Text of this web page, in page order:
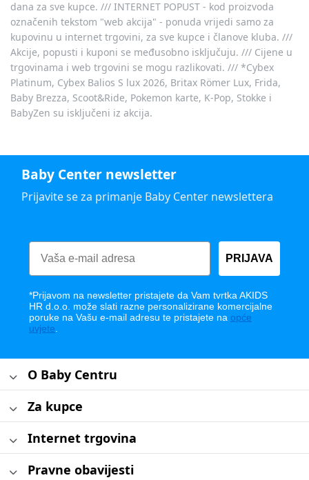
dana za sve kupce. /// INTERNET POPUST - kod proizvoda
označenih tekstom "web akcija" - ponuda vrijedi samo za
kupovinu u internet trgovini, za sve kupce i članove kluba. ///
Akcije, popusti i kuponi se međusobno isključuju. /// Cijene u
trgovinama i web trgovini se mogu razlikovati. /// *Cybex
Platinum, Cybex Balios S lux 2026, Britax Römer Lux, Frida,
Baby Brezza, Scoot&Ride, Pokemon karte, K-Pop, Stokke i
BabyZen su isključeni iz akcija.
Baby Center newsletter
Prijavite se za primanje Baby Center newslettera
PRIJAVA
*Prijavom na newsletter pristajete da Vam tvrtka AKIDS
HR d.o.o. može slati razne personalizirane komercijalne
poruke na Vašu e-mail adresu te pristajete na opće
uvjete
O Baby Centru
Za kupce
Internet trgovina
Pravne obavijesti